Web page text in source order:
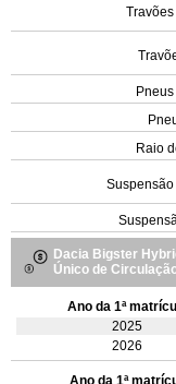
Raio
Dacia Bigster
Único de
Ano da 1ª
2025
2026
Ano da 1ª